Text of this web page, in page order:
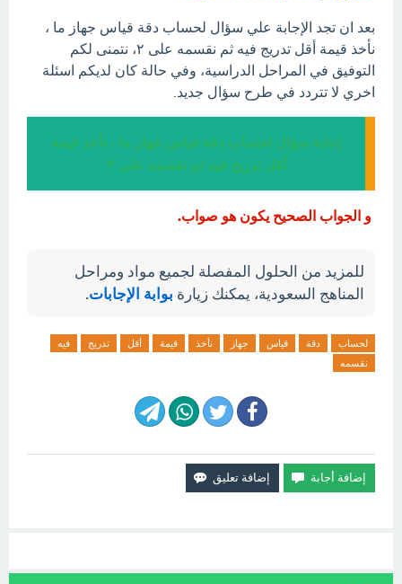
بعد ان تجد الإجابة علي سؤال لحساب دقة قياس جهاز ما ،
نأخذ قيمة أقل تدريج فيه ثم نقسمه على ٢، نتمنى لكم
التوفيق في المراحل الدراسية، وفي حالة كان لديكم اسئلة
اخري لا تتردد في طرح سؤال جديد.
إجابة سؤال لحساب دقة قياس جهاز ما ، نأخذ قيمة
أقل تدريج فيه ثم نقسمه على ٢
و الجواب الصحيح يكون هو صواب.
للمزيد من الحلول المفصلة لجميع مواد ومراحل
المناهج السعودية، يمكنك زيارة بوابة الإجابات.
لحساب دقة قياس جهاز نأخذ قيمة أقل تدريج
فيه
نقسمه